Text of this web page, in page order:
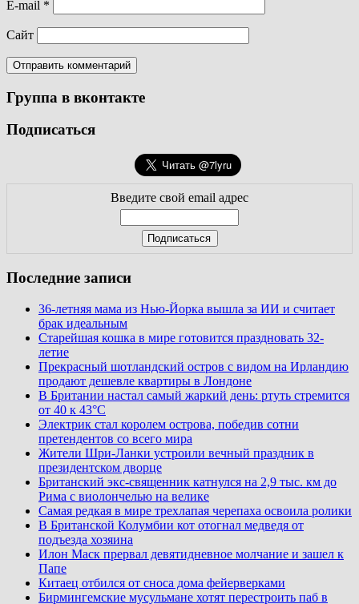
E-mail *
Сайт
Группа в вконтакте
Подписаться
Введите свой email адрес
Последние записи
36-летняя мама из Нью-Йорка вышла за ИИ и считает
брак идеальным
Старейшая кошка в мире готовится праздновать 32-
летие
Прекрасный шотландский остров с видом на Ирландию
продают дешевле квартиры в Лондоне
В Британии настал самый жаркий день: ртуть стремится
от 40 к 43°C
Электрик стал королем острова, победив сотни
претендентов со всего мира
Жители Шри-Ланки устроили вечный праздник в
президентском дворце
Британский экс-священник катнулся на 2,9 тыс. км до
Рима с виолончелью на велике
Самая редкая в мире трехлапая черепаха освоила ролики
В Британской Колумбии кот отогнал медведя от
подъезда хозяина
Илон Маск прервал девятидневное молчание и зашел к
Папе
Китаец отбился от сноса дома фейерверками
Бирмингемские мусульмане хотят перестроить паб в